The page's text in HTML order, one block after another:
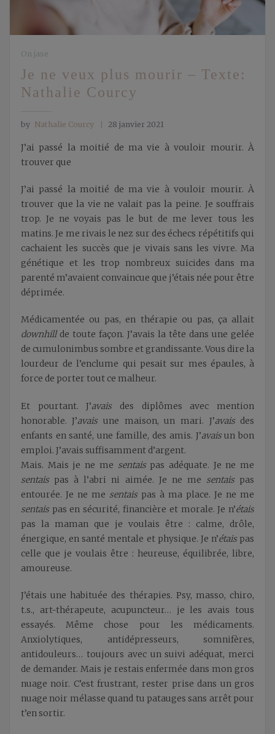
On jase
Je ne veux plus mourir – Texte:
Nathalie Courcy
by Nathalie Courcy 28 janvier 2021
J’ai passé la moitié de ma vie à vouloir mourir. À
trouver que
J’ai passé la moitié de ma vie à vouloir mourir. À
trouver que la vie ne valait pas la peine. Je souffrais
trop. Je ne voyais pas le but de me lever tous les
matins. Je me rivais le nez sur des échecs répétitifs qui
cachaient les succès que je vivais sans les vivre. Ma
génétique et les trop nombreux suicides dans ma
parenté m’avaient convaincue que j’étais née pour être
déprimée.
Médicamentée ou pas, en thérapie ou pas, ça allait
downhillde toute façon. J’avais la tête dans une gelée
de cumulonimbus sombre et grandissante. Vous dire la
lourdeur de l’enclume qui pesait sur mes épaules, à
force de porter tout ce malheur.
Et pourtant. J’avais des diplômes avec mention
honorable. J’avais une maison, un mari. J’avaisdes
enfants en santé, une famille, des amis. J’avaisun bon
emploi. J’avais suffisamment d’argent.
Mais. Mais je ne me sentaispas adéquate. Je ne me
sentaispas à l’abri ni aimée. Je ne me sentais pas
entourée. Je ne me sentaispas à ma place. Je ne me
sentaispas en sécurité, financière et morale. Je n’étais
pas la maman que je voulais être : calme, drôle,
énergique, en santé mentale et physique. Je n’étaispas
celle que je voulais être : heureuse, équilibrée, libre,
amoureuse.
J’étais une habituée des thérapies. Psy, masso, chiro,
t.s., art-thérapeute, acupuncteur… je les avais tous
essayés. Même chose pour les médicaments.
Anxiolytiques, antidépresseurs, somnifères,
antidouleurs… toujours avec un suivi adéquat, merci
de demander. Mais je restais enfermée dans mon gros
nuage noir. C’est frustrant, rester prise dans un gros
nuage noir mélasse quand tu patauges sans arrêt pour
t’en sortir.